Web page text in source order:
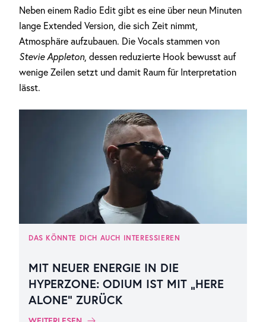
Neben einem Radio Edit gibt es eine über neun Minuten
lange Extended Version, die sich Zeit nimmt,
Atmosphäre aufzubauen. Die Vocals stammen von
Stevie Appleton, dessen reduzierte Hook bewusst auf
wenige Zeilen setzt und damit Raum für Interpretation
lässt.
DAS KÖNNTE DICH AUCH INTERESSIEREN
MIT NEUER ENERGIE IN DIE
HYPERZONE: ODIUM IST MIT „HERE
ALONE“ ZURÜCK